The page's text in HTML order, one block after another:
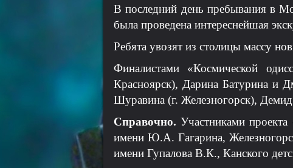
В последний день пребывания в
была проведена интереснейшая
Ребята увозят из столицы массу
Финалистами «Космической
Красноярск), Дарина Батурина и
Шуравина (г. Железногорск),
Справочно. Участниками
имени Ю.А. Гагарина,
имени Гупалова В.К., Канского